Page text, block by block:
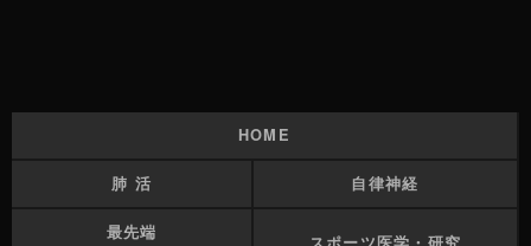
HOME
肺 活 自律神経
最先端